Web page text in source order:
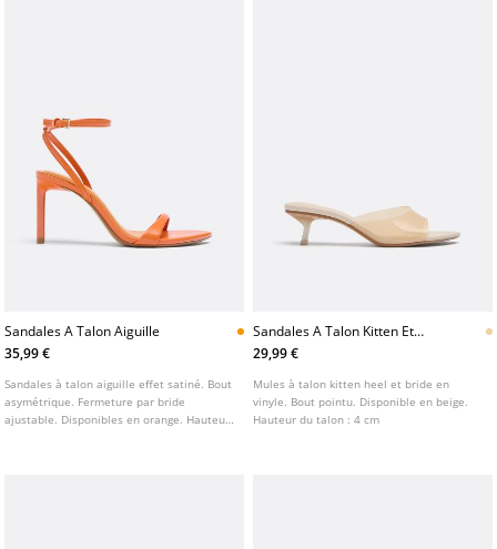
Sandales A Talon Aiguille
35,99 €
Sandales à talon aiguille effet satiné. Bout
asymétrique. Fermeture par bride
ajustable. Disponibles en orange. Hauteur
Sandales A Talon Kitten Et
Bride En Vinyle
29,99 €
Mules à talon kitten heel et bride en
vinyle. Bout pointu. Disponible en beige.
Hauteur du talon : 4 cm